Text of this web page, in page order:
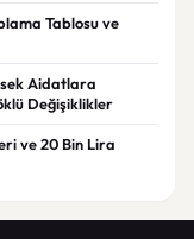
Tablosu ve
Aidatlara
Değişiklikler
ve 20 Bin Lira